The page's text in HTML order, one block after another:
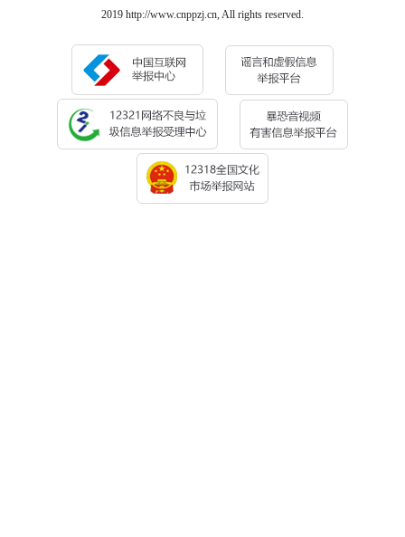
2019 http://www.cnppzj.cn, All rights reserved.